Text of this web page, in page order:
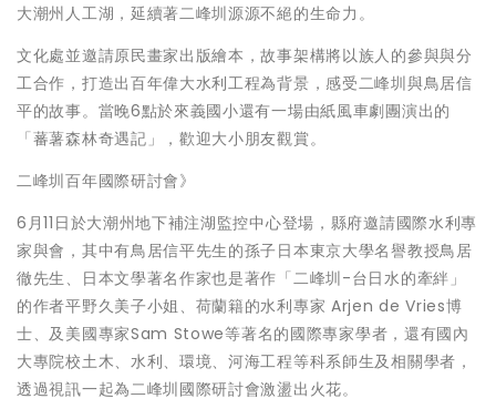
大潮州人工湖，延續著二峰圳源源不絕的生命力。
文化處並邀請原民畫家出版繪本，故事架構將以族人的參與與分
工合作，打造出百年偉大水利工程為背景，感受二峰圳與鳥居信
平的故事。當晚6點於來義國小還有一場由紙風車劇團演出的
「蕃薯森林奇遇記」，歡迎大小朋友觀賞。
二峰圳百年國際研討會》
6月11日於大潮州地下補注湖監控中心登場，縣府邀請國際水利專
家與會，其中有鳥居信平先生的孫子日本東京大學名譽教授鳥居
徹先生、日本文學著名作家也是著作「二峰圳-台日水的牽絆」
的作者平野久美子小姐、荷蘭籍的水利專家 Arjen de Vries博
士、及美國專家Sam Stowe等著名的國際專家學者，還有國內
大專院校土木、水利、環境、河海工程等科系師生及相關學者，
透過視訊一起為二峰圳國際研討會激盪出火花。